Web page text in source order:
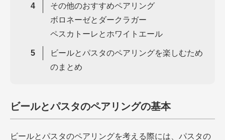
その他のおすすめペアリング
ボロネーゼとダークラガー
ペスカトーレとホワイトエール
ビールとパスタのペアリングを楽しむため
のまとめ
ビールとパスタのペアリングの基本
ビールとパスタのペアリングを考える際には、パスタの